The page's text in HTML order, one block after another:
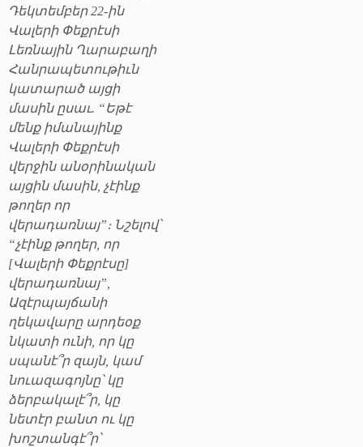
Դեկտեմբեր 22-ին
Վալերի Փեքրէսի
Լեռնային Ղարաբաղի
Հանրապետութիւն
կատարած այցի
մասին ըսաւ. “Եթէ
մենք իմանայինք
Վալերի Փեքրէսի
վերջին անօրինական
այցին մասին, չէինք
թողեր որ
վերադառնայ”։ Նշելով՝
“չէինք թողեր, որ
[Վալերի Փեքրէսը]
վերադառնայ”,
Ազէրպայճանի
ղեկավարը արդեօք
նկատի ունի, որ կը
սպանէ՞ր զայն, կամ
նուազագոյնը՝ կը
ձերբակալէ՞ր, կը
նետէր բանտ ու կը
խոշտանգէ՞ր՝